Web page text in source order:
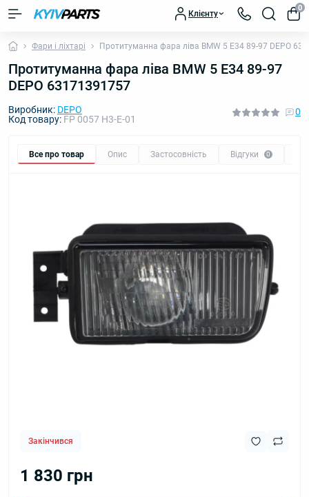
Клієнту
0
Фари і ліхтарі Протитуманна фара ліва BMW 5 E34 89-97 DEPO
Протитуманна фара ліва BMW 5 E34 89-97
DEPO 63171391757
Виробник: DEPO
Код товару: FP 0057 H3-E-01
0
Все про товар Опис Застосовність Відгуки 0
Закінчився
1 830 грн